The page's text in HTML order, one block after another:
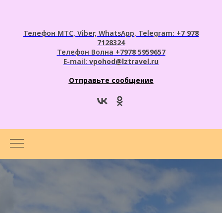
Телефон МТС, Viber, WhatsApp, Telegram: +7 978
7128324
Телефон Волна +7978 5959657
E-mail: vpohod@lztravel.ru
Отправьте сообщение